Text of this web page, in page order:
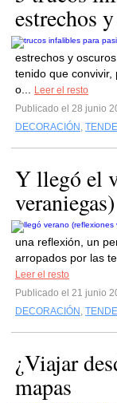
estrechos
estrechos y
tenido que
o...
Leer el resto
Publicado el 28 junio
DECORACIÓN ,
Y llegó el
veraniegas)
una reflexión, un
arropados por las
Leer el resto
Publicado el 21 junio
DECORACIÓN ,
¿Viajar
mapas